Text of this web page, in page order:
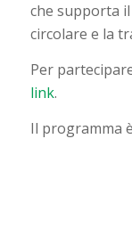
che supporta
circolare e la
Per
link.
Il programma